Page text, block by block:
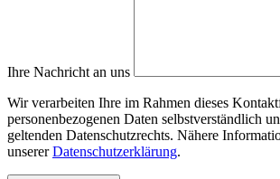
Ihre Nachricht an uns
Wir verarbeiten Ihre im Rahmen dieses
personenbezogenen Daten selbstverständlich
geltenden Datenschutzrechts. Nähere
unsererDatenschutzerklärung.